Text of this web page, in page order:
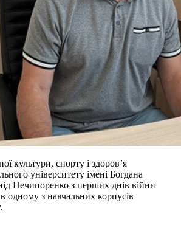
культури, спорту і здоров’я
університету імені Богдана
Нечипоренко з перших днів війни
одному з навчальних корпусів